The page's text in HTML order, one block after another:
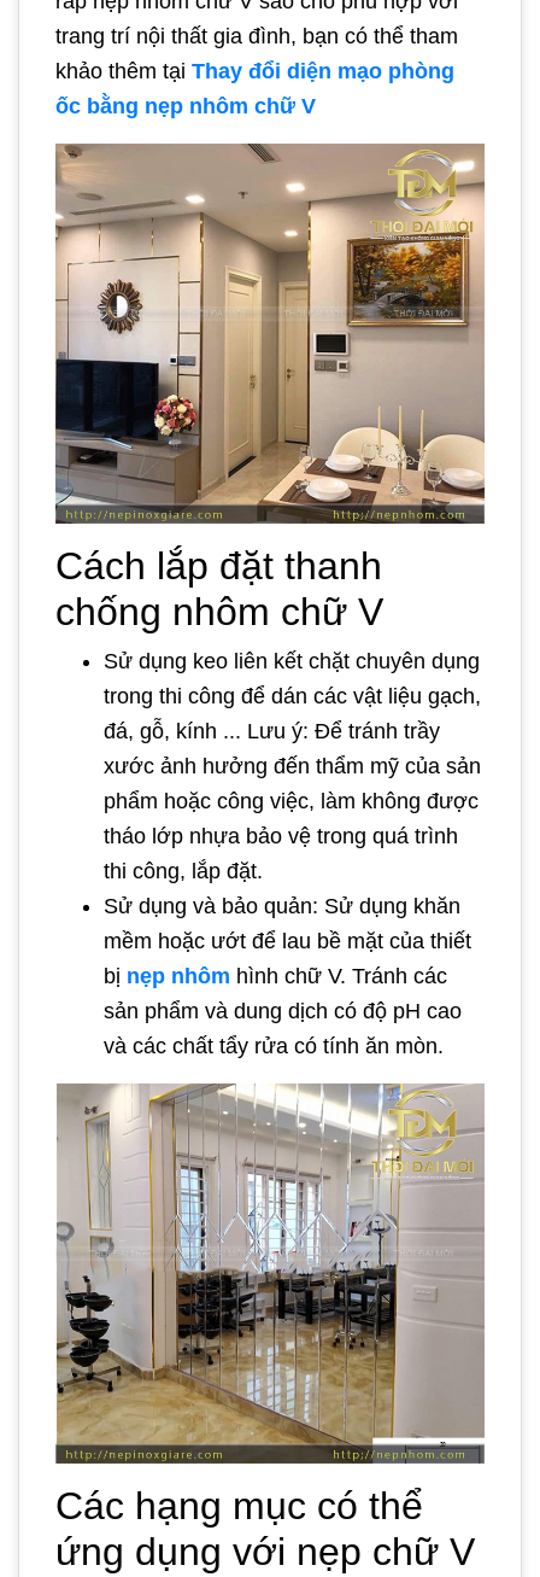
trang trí nội thất gia đình, bạn có thể tham
khảo thêm tại Thay đổi diện mạo phòng
ốc bằng nẹp nhôm chữ V
Cách lắp đặt thanh
chống nhôm chữ V
Sử dụng keo liên kết chặt chuyên dụng
trong thi công để dán các vật liệu gạch,
đá, gỗ, kính ... Lưu ý: Để tránh trầy
xước ảnh hưởng đến thẩm mỹ của sản
phẩm hoặc công việc, làm không được
tháo lớp nhựa bảo vệ trong quá trình
thi công, lắp đặt.
Sử dụng và bảo quản: Sử dụng khăn
mềm hoặc ướt để lau bề mặt của thiết
bị nẹp nhôm hình chữ V. Tránh các
sản phẩm và dung dịch có độ pH cao
và các chất tẩy rửa có tính ăn mòn.
Các hạng mục có thể
ứng dụng với nẹp chữ V